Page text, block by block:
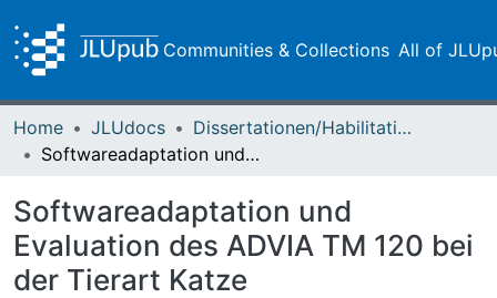
Communities & Collections All of
Home JLUdocs
Dissertationen/Habilitationen
Softwareadaptation und Evaluation des ADVIA TM 120 bei der Tierart Katze
Softwareadaptation und
Evaluation des ADVIA TM 120 bei
der Tierart Katze